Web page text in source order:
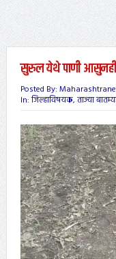
सुरुल येथे पाणी
Posted By:
In:जिल्हाविषयक, ताज्या